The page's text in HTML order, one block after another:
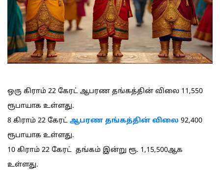
ஒரு கிராம் 22 கேரட் ஆபரண தங்கத்தின் விலை 11,550
ரூபாயாக உள்ளது.
8 கிராம் 22 கேரட் ஆபரண தங்கத்தின் விலை 92,400
ரூபாயாக உள்ளது.
10 கிராம் 22 கேரட் தங்கம் இன்று ரூ. 1,15,500ஆக
உள்ளது.